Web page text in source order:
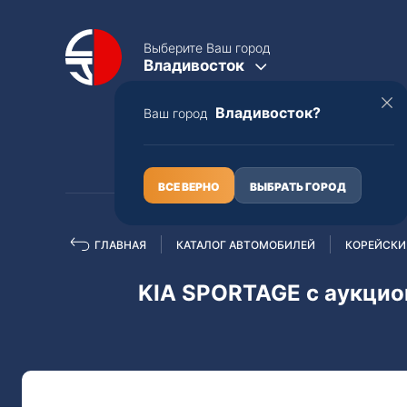
Выберите Ваш город
Владивосток
Ваш город Владивосток?
ВСЕ ВЕРНО ВЫБРАТЬ ГОРОД
Полная пошлина
Nissan
Mercedes-
ГЛАВНАЯ КАТАЛОГ АВТОМОБИЛЕЙ
KIA SPORTAGE с